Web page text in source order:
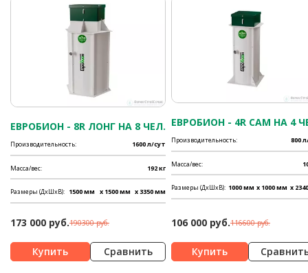
ЕВРОБИОН - 8R ЛОНГ НА 8 ЧЕЛ.
Производительность: 1600 л/сут
Масса/вес: 192 кг
Размеры (ДхШхВ): 1500 мм x 1500 мм x 3350 мм
173 000 руб.190300 руб.
Сравнить
ЕВРОБИОН - 4R САМ НА 4
Производительность: 800
Масса/вес:
Размеры (ДхШхВ): 1000 мм x 1000 мм x
106 000 руб.116600 руб.